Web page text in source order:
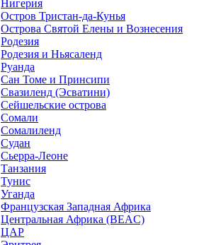
Нигерия
Остров Тристан-да-Кунья
Острова Святой Елены и Вознесения
Родезия
Родезия и Ньясаленд
Руанда
Сан Томе и Принсипи
Свазиленд (Эсватини)
Сейшельские острова
Сомали
Сомалиленд
Судан
Сьерра-Леоне
Танзания
Тунис
Уганда
Французская Западная Африка
Центральная Африка (BEAC)
ЦАР